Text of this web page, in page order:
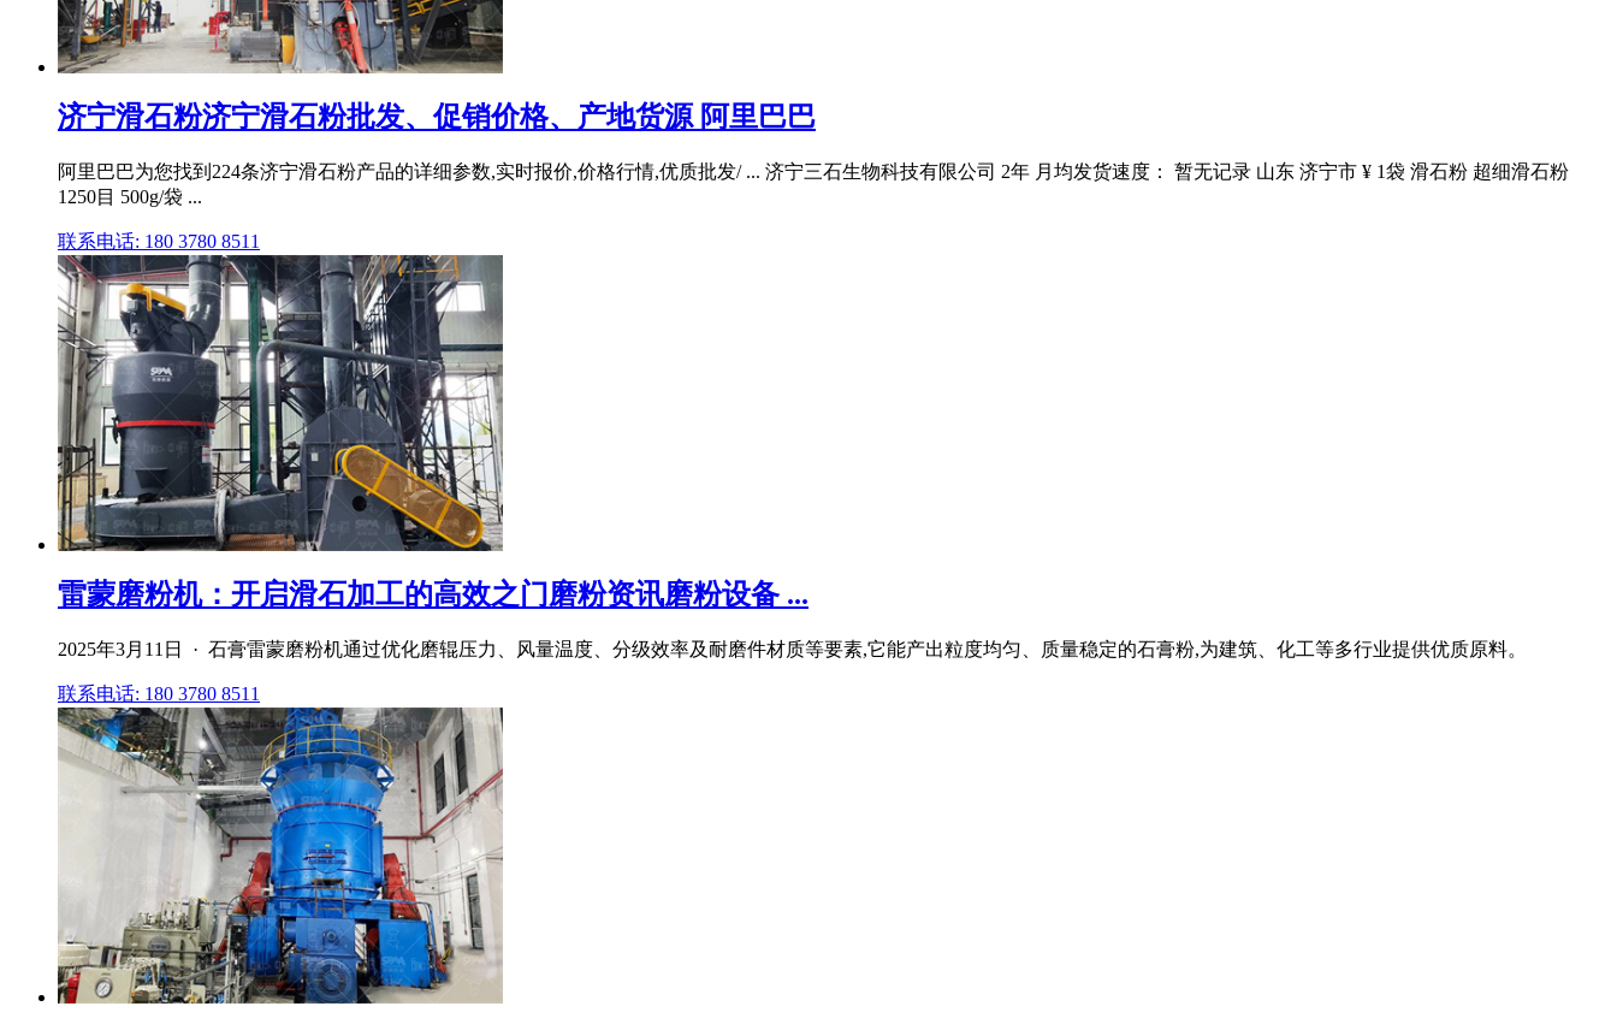
济宁滑石粉济宁滑石粉批发、促销价格、产地货源 阿里巴巴
阿里巴巴为您找到224条济宁滑石粉产品的详细参数,实时报价,价格行情,优质批发/ ... 济宁三石生物科技有限公司 2年 月均发货速度： 暂无记录 山东 济宁市 ¥ 1袋 滑石粉 超细滑石粉
1250目 500g/袋 ...
联系电话: 180 3780 8511
雷蒙磨粉机：开启滑石加工的高效之门磨粉资讯磨粉设备 ...
2025年3月11日 · 石膏雷蒙磨粉机通过优化磨辊压力、风量温度、分级效率及耐磨件材质等要素,它能产出粒度均匀、质量稳定的石膏粉,为建筑、化工等多行业提供优质原料。
联系电话: 180 3780 8511